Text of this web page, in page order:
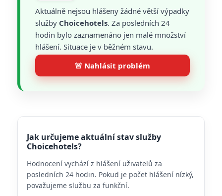
Aktuálně nejsou hlášeny žádné větší výpadky
služby Choicehotels. Za posledních 24
hodin bylo zaznamenáno jen malé množství
hlášení. Situace je v běžném stavu.
🚨 Nahlásit problém
Jak určujeme aktuální stav služby
Choicehotels?
Hodnocení vychází z hlášení uživatelů za
posledních 24 hodin. Pokud je počet hlášení nízký,
považujeme službu za funkční.